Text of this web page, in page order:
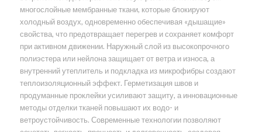
многослойные мембранные ткани, которые блокируют
холодный воздух, одновременно обеспечивая «дышащие»
свойства, что предотвращает перегрев и сохраняет комфорт
при активном движении. Наружный слой из высокопрочного
полиэстера или нейлона защищает от ветра и износа, а
внутренний утеплитель и подкладка из микрофибры создают
теплоизоляционный эффект. Герметизация швов и
продуманные проклейки усиливают защиту, а инновационные
методы отделки тканей повышают их водо- и
ветроустойчивость. Современные технологии позволяют